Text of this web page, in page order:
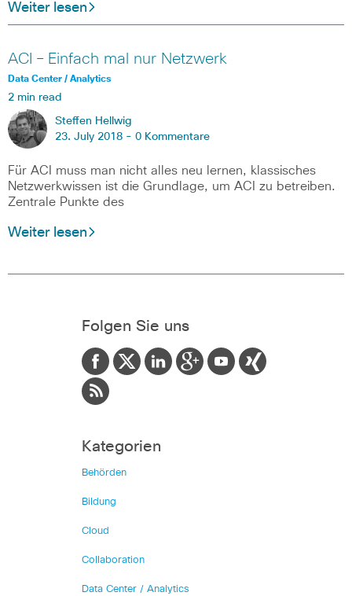
Weiter lesen
ACI – Einfach mal nur Netzwerk
Data Center / Analytics
2 min read
Steffen Hellwig
23. July 2018 - 0 Kommentare
Für ACI muss man nicht alles neu lernen, klassisches
Netzwerkwissen ist die Grundlage, um ACI zu betreiben.
Zentrale Punkte des
Weiter lesen
Folgen Sie uns
Kategorien
Behörden
Bildung
Cloud
Collaboration
Data Center / Analytics